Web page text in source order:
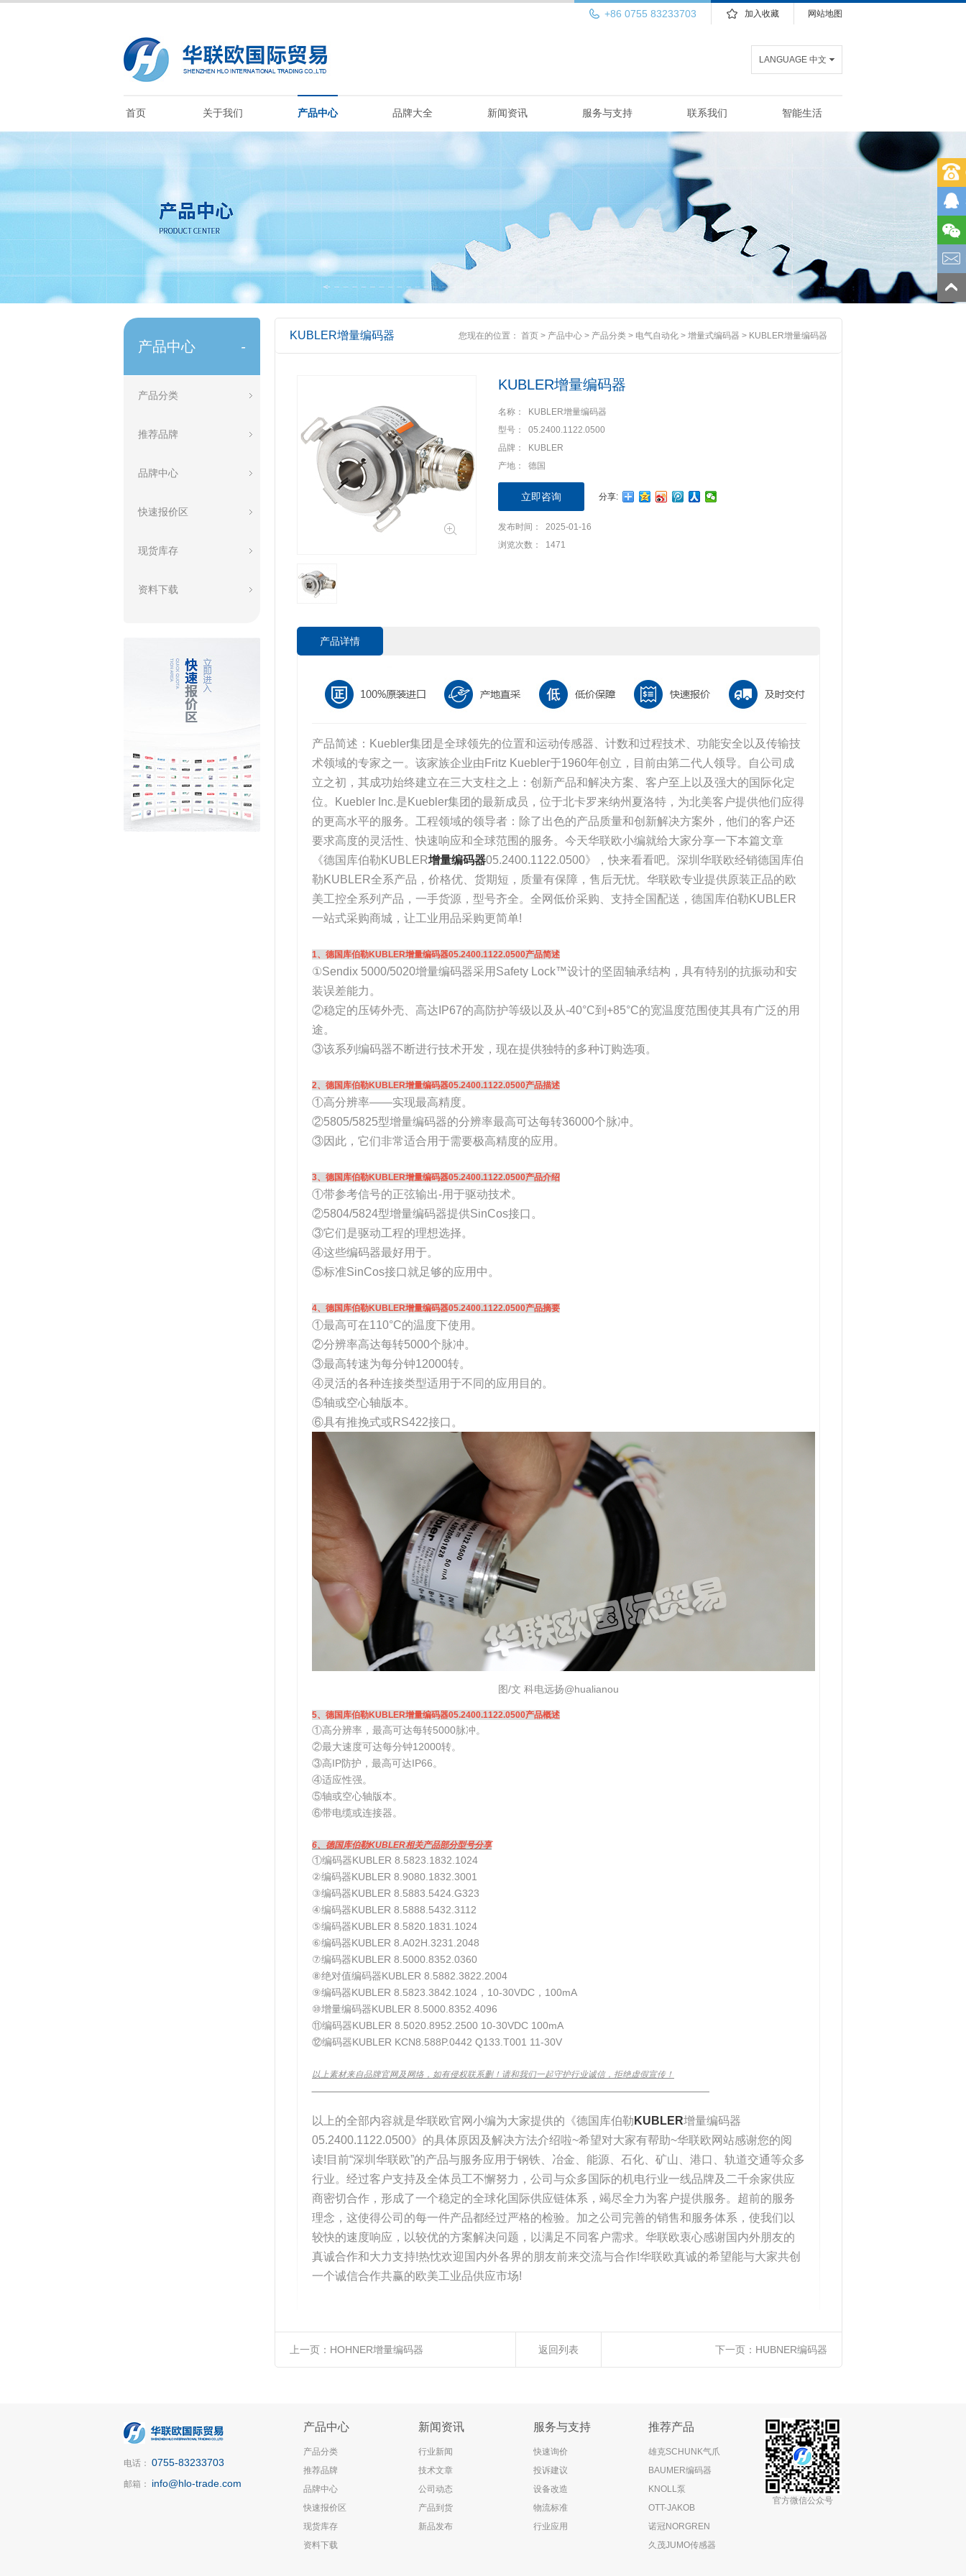
网站地图
加入收藏
+86 0755 83233703
LANGUAGE 中文
首页 关于我们 产品中心 品牌大全 新闻资讯 服务与支持 联系我们 智能生活
产品中心 -
产品分类
推荐品牌
品牌中心
快速报价区
现货库存
资料下载
KUBLER增量编码器 您现在的位置： 首页 > 产品中心 > 产品分类 > 电气自动化 > 增量式编码器 > KUBLER增量编码器
KUBLER增量编码器
名称： KUBLER增量编码器
型号： 05.2400.1122.0500
品牌： KUBLER
产地： 德国
立即咨询 分享:
发布时间： 2025-01-16
浏览次数： 1471
产品详情
产品简述：Kuebler集团是全球领先的位置和运动传感器、计数和过程技术、功能安全以及传输技
术领域的专家之一。该家族企业由Fritz Kuebler于1960年创立，目前由第二代人领导。自公司成
立之初，其成功始终建立在三大支柱之上：创新产品和解决方案、客户至上以及强大的国际化定
位。Kuebler Inc.是Kuebler集团的最新成员，位于北卡罗来纳州夏洛特，为北美客户提供他们应得
的更高水平的服务。工程领域的领导者：除了出色的产品质量和创新解决方案外，他们的客户还
要求高度的灵活性、快速响应和全球范围的服务。今天华联欧小编就给大家分享一下本篇文章
《德国库伯勒KUBLER增量编码器05.2400.1122.0500》，快来看看吧。深圳华联欧经销德国库伯
勒KUBLER全系产品，价格优、货期短，质量有保障，售后无忧。华联欧专业提供原装正品的欧
美工控全系列产品，一手货源，型号齐全。全网低价采购、支持全国配送，德国库伯勒KUBLER
一站式采购商城，让工业用品采购更简单!
1、德国库伯勒KUBLER增量编码器05.2400.1122.0500产品简述
①Sendix 5000/5020增量编码器采用Safety Lock™设计的坚固轴承结构，具有特别的抗振动和安
装误差能力。
②稳定的压铸外壳、高达IP67的高防护等级以及从-40°C到+85°C的宽温度范围使其具有广泛的用
途。
③该系列编码器不断进行技术开发，现在提供独特的多种订购选项。
2、德国库伯勒KUBLER增量编码器05.2400.1122.0500产品描述
①高分辨率——实现最高精度。
②5805/5825型增量编码器的分辨率最高可达每转36000个脉冲。
③因此，它们非常适合用于需要极高精度的应用。
3、德国库伯勒KUBLER增量编码器05.2400.1122.0500产品介绍
①带参考信号的正弦输出-用于驱动技术。
②5804/5824型增量编码器提供SinCos接口。
③它们是驱动工程的理想选择。
④这些编码器最好用于。
⑤标准SinCos接口就足够的应用中。
4、德国库伯勒KUBLER增量编码器05.2400.1122.0500产品摘要
①最高可在110°C的温度下使用。
②分辨率高达每转5000个脉冲。
③最高转速为每分钟12000转。
④灵活的各种连接类型适用于不同的应用目的。
⑤轴或空心轴版本。
⑥具有推挽式或RS422接口。
图/文 科电远扬@hualianou
5、德国库伯勒KUBLER增量编码器05.2400.1122.0500产品概述
①高分辨率，最高可达每转5000脉冲。
②最大速度可达每分钟12000转。
③高IP防护，最高可达IP66。
④适应性强。
⑤轴或空心轴版本。
⑥带电缆或连接器。
6、德国库伯勒KUBLER相关产品部分型号分享
①编码器KUBLER 8.5823.1832.1024
②编码器KUBLER 8.9080.1832.3001
③编码器KUBLER 8.5883.5424.G323
④编码器KUBLER 8.5888.5432.3112
⑤编码器KUBLER 8.5820.1831.1024
⑥编码器KUBLER 8.A02H.3231.2048
⑦编码器KUBLER 8.5000.8352.0360
⑧绝对值编码器KUBLER 8.5882.3822.2004
⑨编码器KUBLER 8.5823.3842.1024，10-30VDC，100mA
⑩增量编码器KUBLER 8.5000.8352.4096
⑪编码器KUBLER 8.5020.8952.2500 10-30VDC 100mA
⑫编码器KUBLER KCN8.588P.0442 Q133.T001 11-30V
以上素材来自品牌官网及网络，如有侵权联系删！请和我们一起守护行业诚信，拒绝虚假宣传！
以上的全部内容就是华联欧官网小编为大家提供的《德国库伯勒 KUBLER增量编码器
05.2400.1122.0500》的具体原因及解决方法介绍啦~希望对大家有帮助~华联欧网站感谢您的阅
读!目前“深圳华联欧”的产品与服务应用于钢铁、冶金、能源、石化、矿山、港口、轨道交通等众多
行业。经过客户支持及全体员工不懈努力，公司与众多国际的机电行业一线品牌及二千余家供应
商密切合作，形成了一个稳定的全球化国际供应链体系，竭尽全力为客户提供服务。超前的服务
理念，这使得公司的每一件产品都经过严格的检验。加之公司完善的销售和服务体系，使我们以
较快的速度响应，以较优的方案解决问题，以满足不同客户需求。华联欧衷心感谢国内外朋友的
真诚合作和大力支持!热忱欢迎国内外各界的朋友前来交流与合作!华联欧真诚的希望能与大家共创
一个诚信合作共赢的欧美工业品供应市场!
上一页： HOHNER增量编码器 返回列表 下一页： HUBNER编码器
电话： 0755-83233703
邮箱： info@hlo-trade.com
产品中心
产品分类
推荐品牌
品牌中心
快速报价区
现货库存
资料下载
新闻资讯
行业新闻
技术文章
公司动态
产品到货
新品发布
服务与支持
快速询价
投诉建议
设备改造
物流标准
行业应用
推荐产品
雄克SCHUNK气爪
BAUMER编码器
KNOLL泵
OTT-JAKOB
诺冠NORGREN
久茂JUMO传感器
官方微信公众号